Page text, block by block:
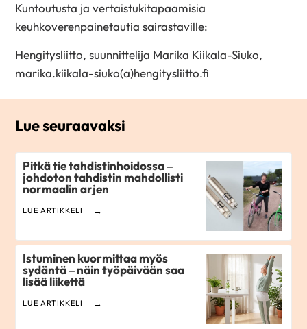
Kuntoutusta ja vertaistukitapaamisia
keuhkoverenpainetautia sairastaville:
Hengitysliitto, suunnittelija Marika Kiikala-Siuko,
marika.kiikala-siuko(a)hengitysliitto.fi
Lue seuraavaksi
Pitkä tie tahdistinhoidossa –
johdoton tahdistin mahdollisti
normaalin arjen
LUE ARTIKKELI
Istuminen kuormittaa myös
sydäntä – näin työpäivään saa
lisää liikettä
LUE ARTIKKELI